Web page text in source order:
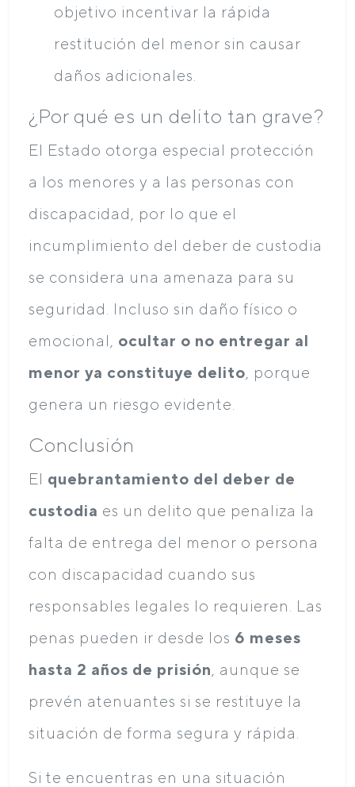
objetivo incentivar la rápida
restitución del menor sin causar
daños adicionales.
¿Por qué es un delito tan grave?
El Estado otorga especial protección
a los menores y a las personas con
discapacidad, por lo que el
incumplimiento del deber de custodia
se considera una amenaza para su
seguridad. Incluso sin daño físico o
emocional, ocultar o no entregar al
menor ya constituye delito , porque
genera un riesgo evidente.
Conclusión
El quebrantamiento del deber de
custodia es un delito que penaliza la
falta de entrega del menor o persona
con discapacidad cuando sus
responsables legales lo requieren. Las
penas pueden ir desde los 6 meses
hasta 2 años de prisión , aunque se
prevén atenuantes si se restituye la
situación de forma segura y rápida.
Si te encuentras en una situación